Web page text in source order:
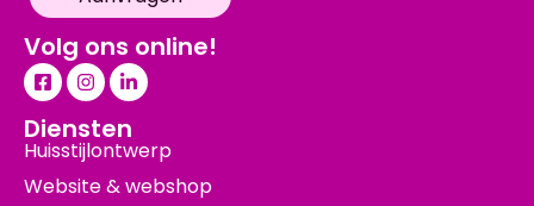
Volg ons online!
Diensten
Huisstijlontwerp
Website & webshop